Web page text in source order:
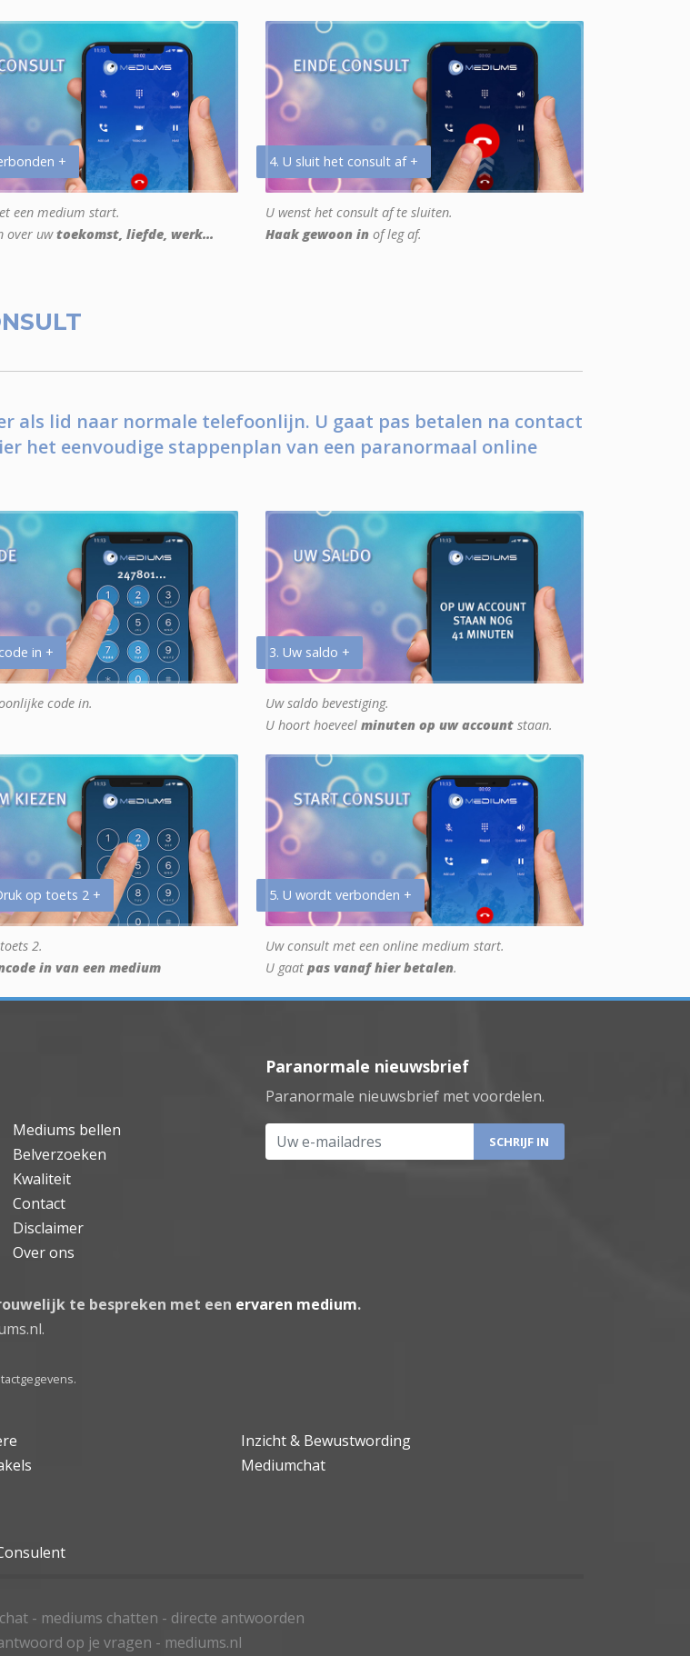
+
een medium start.
over uwtoekomst, liefde, werk...
4. U sluit het consult af +
U wenst het consult af te sluiten.
Haak gewoon in of leg af.
als lid naar normale telefoonlijn. U gaat pas betalen na contact
het eenvoudige stappenplan van een paranormaal online
in +
code in.
3. Uw saldo +
Uw saldo bevestiging.
U hoort hoeveel minuten op uw account staan.
op toets 2 +
2.
in van een medium
5. U wordt verbonden +
Uw consult met een online medium start.
U gaat pas vanaf hier betalen.
Mediums bellen
Belverzoeken
Kwaliteit
Contact
Disclaimer
Over ons
Paranormale nieuwsbrief
Paranormale nieuwsbrief met voordelen.
Uw e-mailadres
te bespreken met een ervaren medium.
Inzicht & Bewustwording
Mediumchat
- mediums chatten - directe antwoorden
op je vragen - mediums.nl